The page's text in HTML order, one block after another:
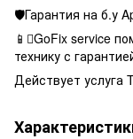
🛡Гарантия на б.у
📱GoFix service
технику с
Действует услуга